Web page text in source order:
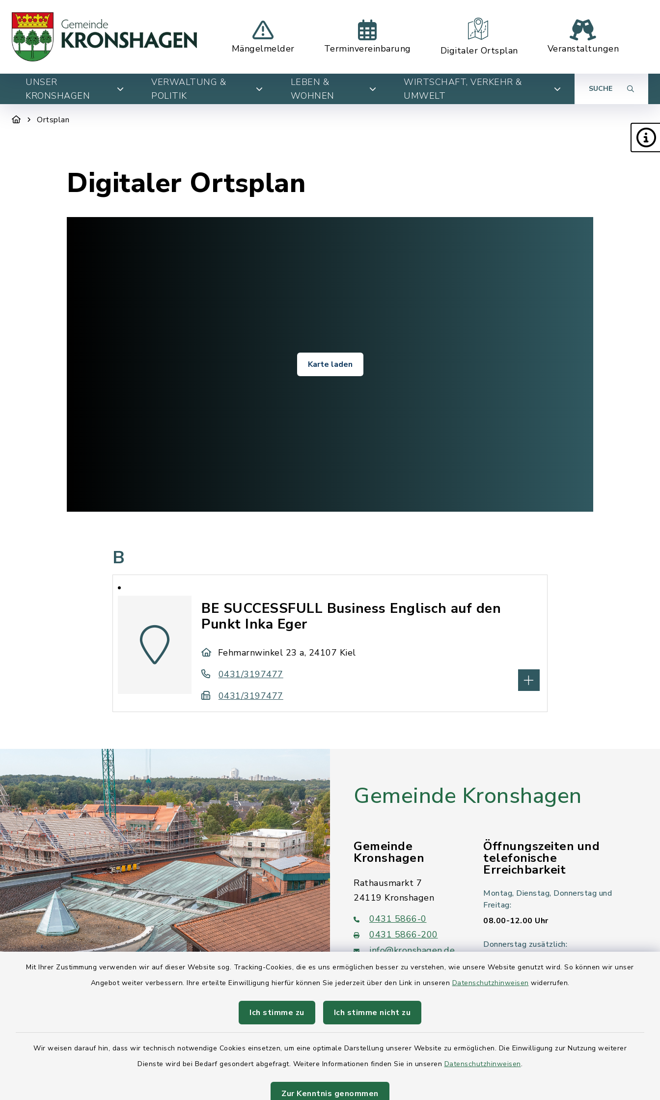
Mit Ihrer Zustimmung verwenden wir auf dieser Website sog. Tracking-Cookies, die es uns ermöglichen besser zu verstehen, wie unsere Website genutzt wird. So können wir unser
Angebot weiter verbessern. Ihre erteilte Einwilligung hierfür können Sie jederzeit über den Link in unseren Datenschutzhinweisen widerrufen.
Ich stimme zu Ich stimme nicht zu
Wir weisen darauf hin, dass wir technisch notwendige Cookies einsetzen, um eine optimale Darstellung unserer Website zu ermöglichen. Die Einwilligung zur Nutzung weiterer
Dienste wird bei Bedarf gesondert abgefragt. Weitere Informationen finden Sie in unseren Datenschutzhinweisen.
Zur Kenntnis genommen
Mängelmelder Terminvereinbarung Digitaler Ortsplan Veranstaltungen
UNSER
KRONSHAGEN
VERWALTUNG &
POLITIK
LEBEN &
WOHNEN
WIRTSCHAFT, VERKEHR &
UMWELT
SUCHE
Ortsplan
Digitaler Ortsplan
Karte laden
B
BE SUCCESSFULL Business Englisch auf den
Punkt Inka Eger
Fehmarnwinkel 23 a, 24107 Kiel
0431/3197477
0431/3197477
Gemeinde Kronshagen
Gemeinde
Kronshagen
Rathausmarkt 7
24119 Kronshagen
0431 5866-0
0431 5866-200
info@kronshagen.de
Öffnungszeiten und
telefonische
Erreichbarkeit
Montag, Dienstag, Donnerstag und
Freitag:
08.00-12.00 Uhr
Donnerstag zusätzlich:
Mittwoch:
Quicklinks
Landesregierung Schleswig-
Kreis Rendsburg-Eckernförde